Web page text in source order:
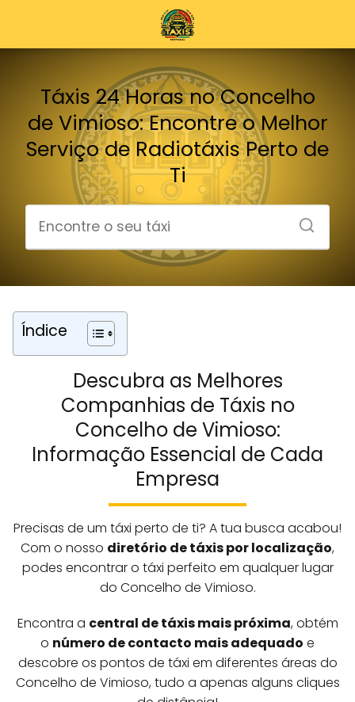
Táxis 24 Horas no Concelho
de Vimioso: Encontre o Melhor
Serviço de Radiotáxis Perto de
Ti
Índice
Descubra as Melhores
Companhias de Táxis no
Concelho de Vimioso:
Informação Essencial de Cada
Empresa
Precisas de um táxi perto de ti? A tua busca acabou!
Com o nosso diretório de táxis por localização,
podes encontrar o táxi perfeito em qualquer lugar
do Concelho de Vimioso.
Encontra a central de táxis mais próxima, obtém
o número de contacto mais adequado e
descobre os pontos de táxi em diferentes áreas do
Concelho de Vimioso, tudo a apenas alguns cliques